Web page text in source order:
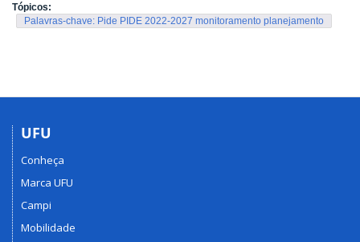
Tópicos:
Palavras-chave: Pide PIDE 2022-2027 monitoramento planejamento
UFU
Conheça
Marca UFU
Campi
Mobilidade